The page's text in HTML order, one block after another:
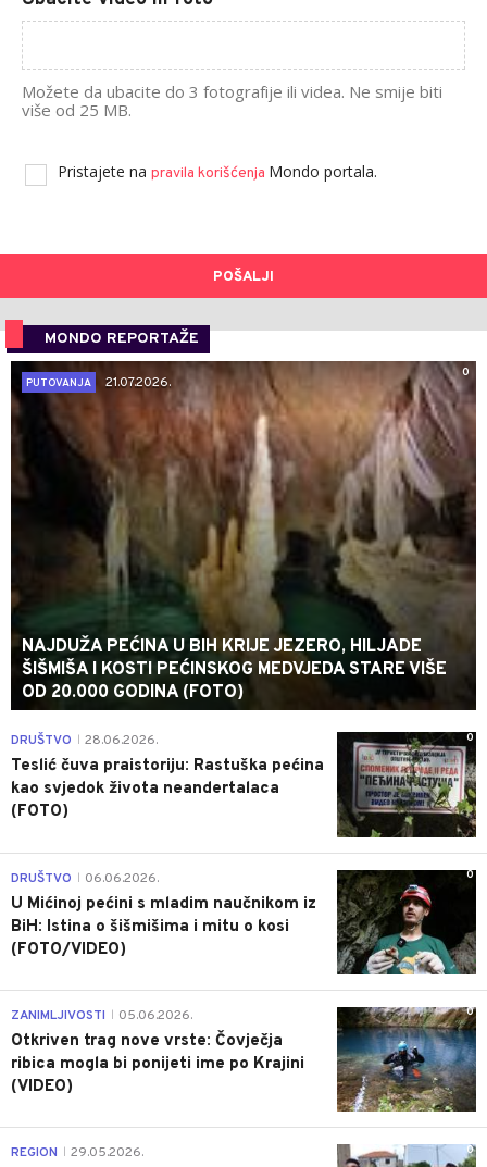
Možete da ubacite do 3 fotografije ili videa. Ne smije biti
više od 25 MB.
Pristajete na pravila korišćenja Mondo portala.
POŠALJI
MONDO REPORTAŽE
0
PUTOVANJA
21.07.2026.
NAJDUŽA PEĆINA U BIH KRIJE JEZERO, HILJADE
ŠIŠMIŠA I KOSTI PEĆINSKOG MEDVJEDA STARE VIŠE
OD 20.000 GODINA (FOTO)
0
DRUŠTVO 28.06.2026.
Teslić čuva praistoriju: Rastuška pećina
kao svjedok života neandertalaca
(FOTO)
0
DRUŠTVO 06.06.2026.
U Mićinoj pećini s mladim naučnikom iz
BiH: Istina o šišmišima i mitu o kosi
(FOTO/VIDEO)
0
ZANIMLJIVOSTI 05.06.2026.
Otkriven trag nove vrste: Čovječja
ribica mogla bi ponijeti ime po Krajini
(VIDEO)
0
REGION 29.05.2026.